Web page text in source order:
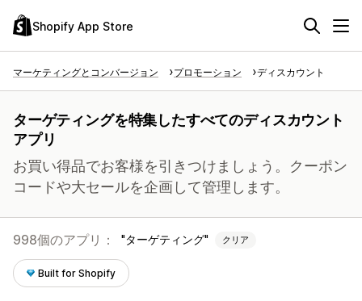
Shopify App Store
マーケティングとコンバージョン プロモーション ディスカウント
ターゲティングを特集したすべてのディスカウント
アプリ
お買い得品でお客様を引きつけましょう。クーポン
コードや大セールを企画して管理します。
998個のアプリ： ターゲティング クリア
Built for Shopify